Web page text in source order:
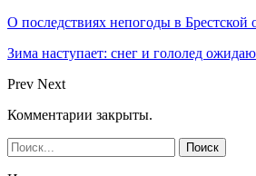
О последствиях непогоды в Брестской
Зима наступает: снег и гололед
Prev Next
Комментарии закрыты.